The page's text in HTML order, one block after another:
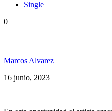
Single
0
Marcos Alvarez
16 junio, 2023